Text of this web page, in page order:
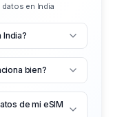
en India
India?
bien?
de mi eSIM